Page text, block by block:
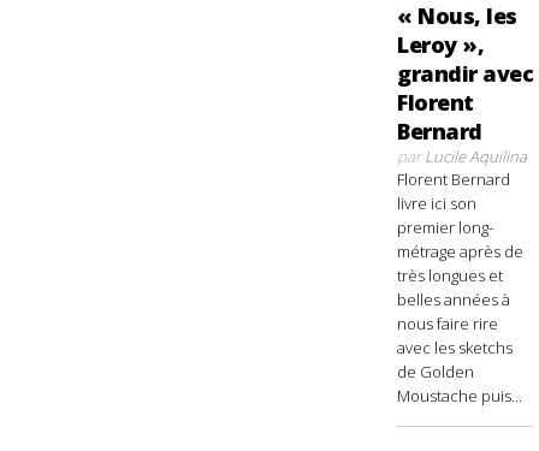
« Nous, les
Leroy »,
grandir avec
Florent
Bernard
parLucile Aquilina
Florent Bernard
livre ici son
premier long-
métrage après de
très longues et
belles années à
nous faire rire
avec les sketchs
de Golden
Moustache puis...